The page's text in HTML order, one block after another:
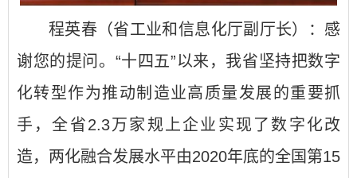
程英春（省工业和信息化厅副厅长）：感
谢您的提问。“十四五”以来，我省坚持把数字
化转型作为推动制造业高质量发展的重要抓
手，全省2.3万家规上企业实现了数字化改
造，两化融合发展水平由2020年底的全国第15